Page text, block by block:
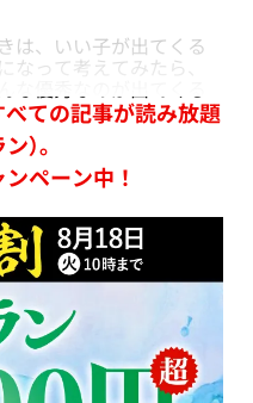
は、いい子が出てくる
なって考えてみたら、
ての記事が読み放題
）。
ペーン中！